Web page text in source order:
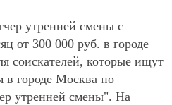
утренней смены с
от 300 000 руб. в городе
соискателей, которые ищут
в городе Москва по
утренней смены". На